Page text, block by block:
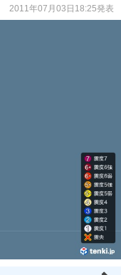
2011年07月03日18:25発表